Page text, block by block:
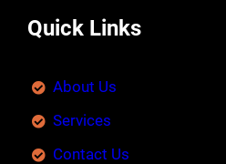
Quick Links
About Us
Services
Contact Us